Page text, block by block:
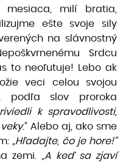
mesiaca, milí bratia,
ešte svoje sily
na slávnostný
Srdcu
to neoľutuje! Lebo ak
veci celou svojou
podľa slov proroka
k spravodlivosti,
.“ Alebo aj, ako sme
„Hľadajte, čo je hore!“
zemi. „ A keď sa zjaví